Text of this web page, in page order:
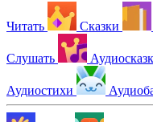
Читать Сказки
Слушать
Аудиостихи